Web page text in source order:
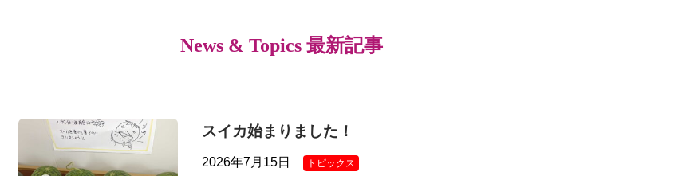
News & Topics 最新記事
スイカ始まりました！
2026年7月15日 トピックス